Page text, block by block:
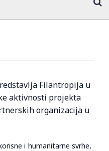
Filantropija u
aktivnosti projekta
organizacija u
i humanitarne svrhe,